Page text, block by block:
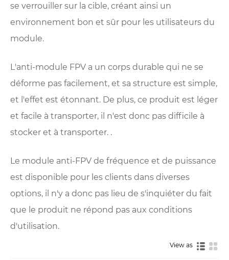
se verrouiller sur la cible, créant ainsi un
environnement bon et sûr pour les utilisateurs du
module.
L'anti-module FPV a un corps durable qui ne se
déforme pas facilement, et sa structure est simple,
et l'effet est étonnant. De plus, ce produit est léger
et facile à transporter, il n'est donc pas difficile à
stocker et à transporter. .
Le module anti-FPV de fréquence et de puissance
est disponible pour les clients dans diverses
options, il n'y a donc pas lieu de s'inquiéter du fait
que le produit ne répond pas aux conditions
d'utilisation.
View as